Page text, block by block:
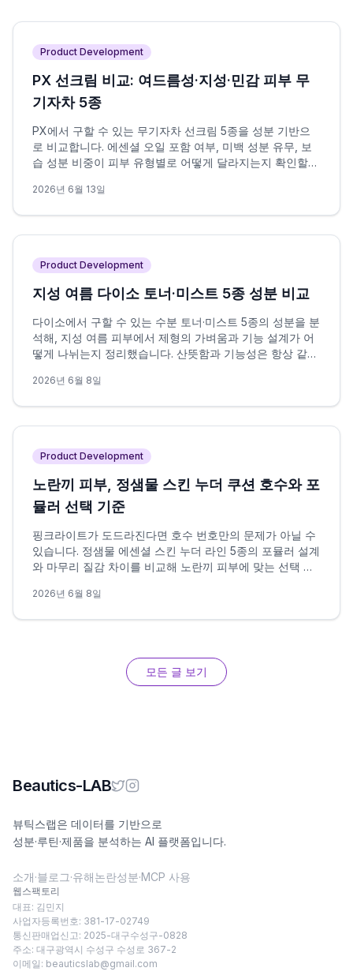
Product Development
PX 선크림 비교: 여드름성·지성·민감 피부 무
기자차 5종
PX에서 구할 수 있는 무기자차 선크림 5종을 성분 기반으
로 비교합니다. 에센셜 오일 포함 여부, 미백 성분 유무, 보
습 성분 비중이 피부 유형별로 어떻게 달라지는지 확인할
2026년 6월 13일
Product Development
지성 여름 다이소 토너·미스트 5종 성분 비교
다이소에서 구할 수 있는 수분 토너·미스트 5종의 성분을 분
석해, 지성 여름 피부에서 제형의 가벼움과 기능 설계가 어
떻게 나뉘는지 정리했습니다. 산뜻함과 기능성은 항상 같은
다.
2026년 6월 8일
Product Development
노란끼 피부, 정샘물 스킨 누더 쿠션 호수와 포
뮬러 선택 기준
핑크라이트가 도드라진다면 호수 번호만의 문제가 아닐 수
있습니다. 정샘물 에센셜 스킨 누더 라인 5종의 포뮬러 설계
와 마무리 질감 차이를 비교해 노란끼 피부에 맞는 선택 조
2026년 6월 8일
모든 글 보기
Beautics-LAB
뷰틱스랩은 데이터를 기반으로
성분·루틴·제품을 분석하는 AI 플랫폼입니다.
소개·블로그·유해논란성분·MCP 사용
웹스팩토리
대표: 김민지
사업자등록번호: 381-17-02749
통신판매업신고: 2025-대구수성구-0828
주소: 대구광역시 수성구 수성로 367-2
이메일: beauticslab@gmail.com